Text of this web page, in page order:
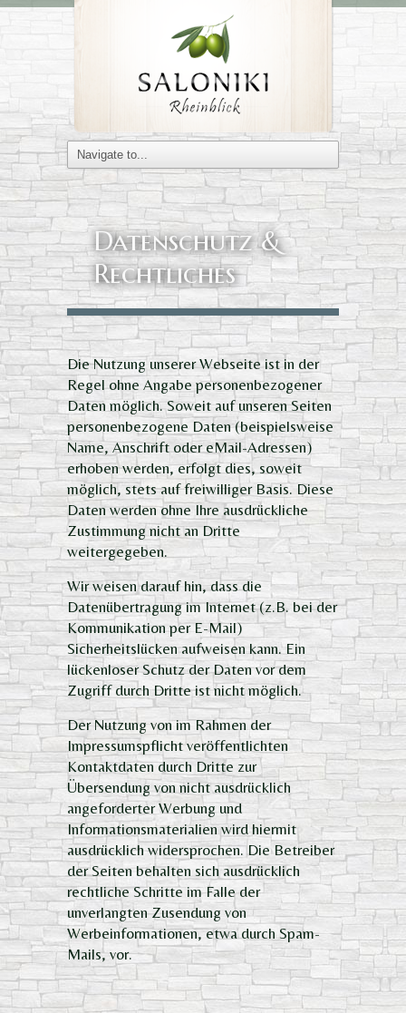
Datenschutz &
Rechtliches
Die Nutzung unserer Webseite ist in der
Regel ohne Angabe personenbezogener
Daten möglich. Soweit auf unseren Seiten
personenbezogene Daten (beispielsweise
Name, Anschrift oder eMail-Adressen)
erhoben werden, erfolgt dies, soweit
möglich, stets auf freiwilliger Basis. Diese
Daten werden ohne Ihre ausdrückliche
Zustimmung nicht an Dritte
weitergegeben.
Wir weisen darauf hin, dass die
Datenübertragung im Internet (z.B. bei der
Kommunikation per E-Mail)
Sicherheitslücken aufweisen kann. Ein
lückenloser Schutz der Daten vor dem
Zugriff durch Dritte ist nicht möglich.
Der Nutzung von im Rahmen der
Impressumspflicht veröffentlichten
Kontaktdaten durch Dritte zur
Übersendung von nicht ausdrücklich
angeforderter Werbung und
Informationsmaterialien wird hiermit
ausdrücklich widersprochen. Die Betreiber
der Seiten behalten sich ausdrücklich
rechtliche Schritte im Falle der
unverlangten Zusendung von
Werbeinformationen, etwa durch Spam-
Mails, vor.